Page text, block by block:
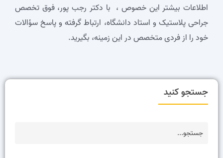
اطلاعات بیشتر این خصوص ، با دکتر رجب پور، فوق تخصص
جراحی پلاستیک و استاد دانشگاه، ارتباط گرفته و پاسخ سؤالات
خود را از فردی متخصص در این زمینه، بگیرید.
جستجو کنید